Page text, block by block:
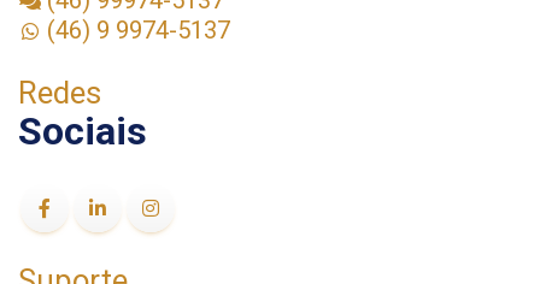
(46) 9 9974-5137
Redes
Sociais